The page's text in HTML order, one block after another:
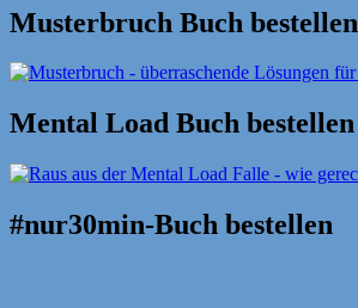
Musterbruch Buch bestellen
Mental Load Buch bestellen
#nur30min-Buch bestellen